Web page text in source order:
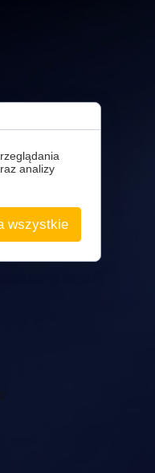
analizy
wszystkie